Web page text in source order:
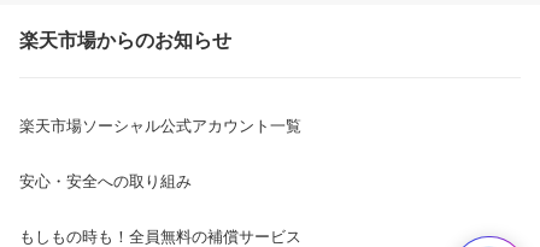
楽天市場からのお知らせ
楽天市場ソーシャル公式アカウント一覧
安心・安全への取り組み
もしもの時も！全員無料の補償サービス